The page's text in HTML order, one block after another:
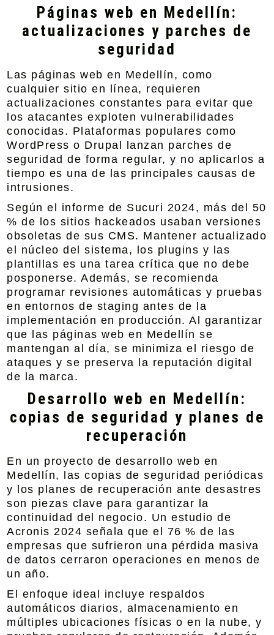
Páginas web en Medellín:
actualizaciones y parches de
seguridad
Las páginas web en Medellín, como
cualquier sitio en línea, requieren
actualizaciones constantes para evitar que
los atacantes exploten vulnerabilidades
conocidas. Plataformas populares como
WordPress o Drupal lanzan parches de
seguridad de forma regular, y no aplicarlos a
tiempo es una de las principales causas de
intrusiones.
Según el informe de Sucuri 2024, más del 50
% de los sitios hackeados usaban versiones
obsoletas de sus CMS. Mantener actualizado
el núcleo del sistema, los plugins y las
plantillas es una tarea crítica que no debe
posponerse. Además, se recomienda
programar revisiones automáticas y pruebas
en entornos de staging antes de la
implementación en producción. Al garantizar
que las páginas web en Medellín se
mantengan al día, se minimiza el riesgo de
ataques y se preserva la reputación digital
de la marca.
Desarrollo web en Medellín:
copias de seguridad y planes de
recuperación
En un proyecto de desarrollo web en
Medellín, las copias de seguridad periódicas
y los planes de recuperación ante desastres
son piezas clave para garantizar la
continuidad del negocio. Un estudio de
Acronis 2024 señala que el 76 % de las
empresas que sufrieron una pérdida masiva
de datos cerraron operaciones en menos de
un año.
El enfoque ideal incluye respaldos
automáticos diarios, almacenamiento en
múltiples ubicaciones físicas o en la nube, y